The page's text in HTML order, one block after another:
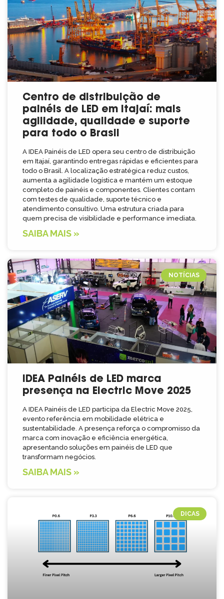
Centro de distribuição de
painéis de LED em Itajaí: mais
agilidade, qualidade e suporte
para todo o Brasil
A IDEA Painéis de LED opera seu centro de distribuição
em Itajaí, garantindo entregas rápidas e eficientes para
todo o Brasil. A localização estratégica reduz custos,
aumenta a agilidade logística e mantém um estoque
completo de painéis e componentes. Clientes contam
com testes de qualidade, suporte técnico e
atendimento consultivo. Uma estrutura criada para
quem precisa de visibilidade e performance imediata.
SAIBA MAIS »
NOTÍCIAS
IDEA Painéis de LED marca
presença na Electric Move 2025
A IDEA Painéis de LED participa da Electric Move 2025,
evento referência em mobilidade elétrica e
sustentabilidade. A presença reforça o compromisso da
marca com inovação e eficiência energética,
apresentando soluções em painéis de LED que
transformam negócios.
SAIBA MAIS »
DICAS